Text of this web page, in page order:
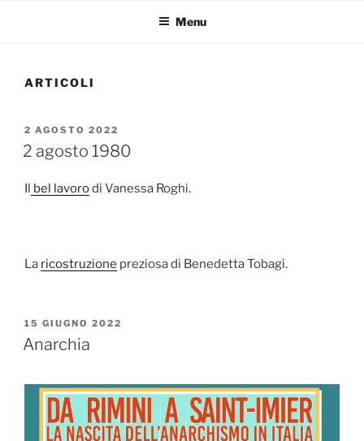
Menu
ARTICOLI
PUBBLICATO
IL
2 AGOSTO 2022
2 agosto 1980
Il bel lavorodi Vanessa Roghi.
La ricostruzione preziosa di Benedetta Tobagi.
PUBBLICATO
IL
15 GIUGNO 2022
Anarchia